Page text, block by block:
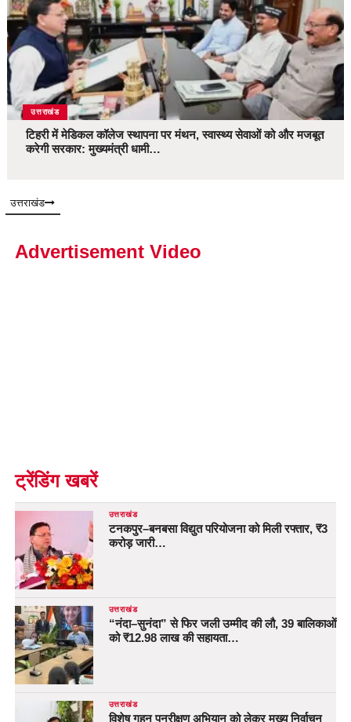
उत्तराखंड
टिहरी में मेडिकल कॉलेज स्थापना पर मंथन, स्वास्थ्य सेवाओं को और मजबूत
करेगी सरकार: मुख्यमंत्री धामी…
उत्तराखंड
Advertisement Video
ट्रेंडिंग खबरें
उत्तराखंड
टनकपुर–बनबसा विद्युत परियोजना को मिली रफ्तार, ₹3
करोड़ जारी…
उत्तराखंड
“नंदा–सुनंदा” से फिर जली उम्मीद की लौ, 39 बालिकाओं
को ₹12.98 लाख की सहायता…
उत्तराखंड
विशेष गहन पुनरीक्षण अभियान को लेकर मुख्य निर्वाचन